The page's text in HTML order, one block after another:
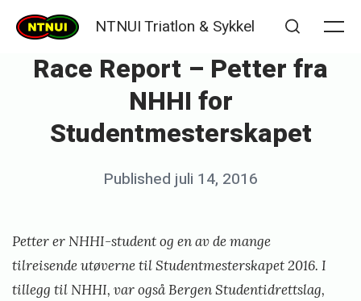
Skip
content
NTNUI Triatlon & Sykkel
Race Report – Petter fra
NHHI for
Studentmesterskapet
Posted
Published juli 14, 2016
K
j
e
Petter er NHHI-student og en av de mange
tilreisende utøverne tilStudentmesterskapet 2016. I
tillegg til NHHI, var også Bergen Studentidrettslag,